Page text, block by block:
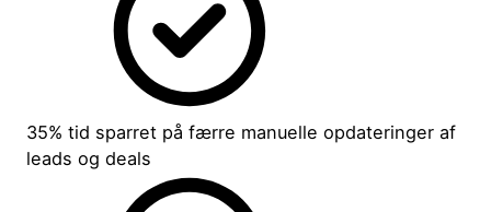
35% tid sparret på færre manuelle opdateringer af
leads og deals